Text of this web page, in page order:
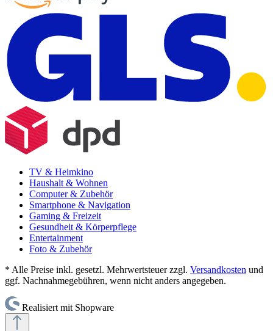
TV & Heimkino
Haushalt & Wohnen
Computer & Zubehör
Smartphone & Navigation
Gaming & Freizeit
Gesundheit & Körperpflege
Entertainment
Foto & Zubehör
* Alle Preise inkl. gesetzl. Mehrwertsteuer zzgl. Versandkosten und
ggf. Nachnahmegebühren, wenn nicht anders angegeben.
Realisiert mit Shopware